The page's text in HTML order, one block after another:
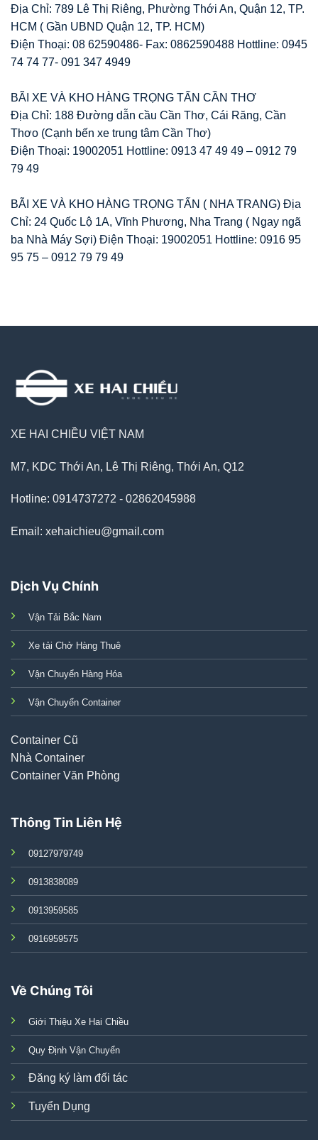
Địa Chỉ: 789 Lê Thị Riêng, Phường Thới An, Quận 12, TP.
HCM ( Gần UBND Quận 12, TP. HCM)
Điện Thoại: 08 62590486- Fax: 0862590488 Hottline: 0945
74 74 77- 091 347 4949
BÃI XE VÀ KHO HÀNG TRỌNG TẤN CẦN THƠ
Địa Chỉ: 188 Đường dẫn cầu Cần Thơ, Cái Răng, Cần
Thơo (Cạnh bến xe trung tâm Cần Thơ)
Điện Thoại: 19002051 Hottline: 0913 47 49 49 – 0912 79
79 49
BÃI XE VÀ KHO HÀNG TRỌNG TẤN ( NHA TRANG) Địa
Chỉ: 24 Quốc Lộ 1A, Vĩnh Phương, Nha Trang ( Ngay ngã
ba Nhà Máy Sợi) Điện Thoại: 19002051 Hottline: 0916 95
95 75 – 0912 79 79 49
XE HAI CHIỀU VIỆT NAM
M7, KDC Thới An, Lê Thị Riêng, Thới An, Q12
Hotline: 0914737272 - 02862045988
Email: xehaichieu@gmail.com
Dịch Vụ Chính
Vận Tải Bắc Nam
Xe tải Chở Hàng Thuê
Vận Chuyển Hàng Hóa
Vận Chuyển Container
Container Cũ
Nhà Container
Container Văn Phòng
Thông Tin Liên Hệ
09127979749
0913838089
0913959585
0916959575
Về Chúng Tôi
Giới Thiệu Xe Hai Chiều
Quy Định Vận Chuyển
Đăng ký làm đối tác
Tuyển Dụng